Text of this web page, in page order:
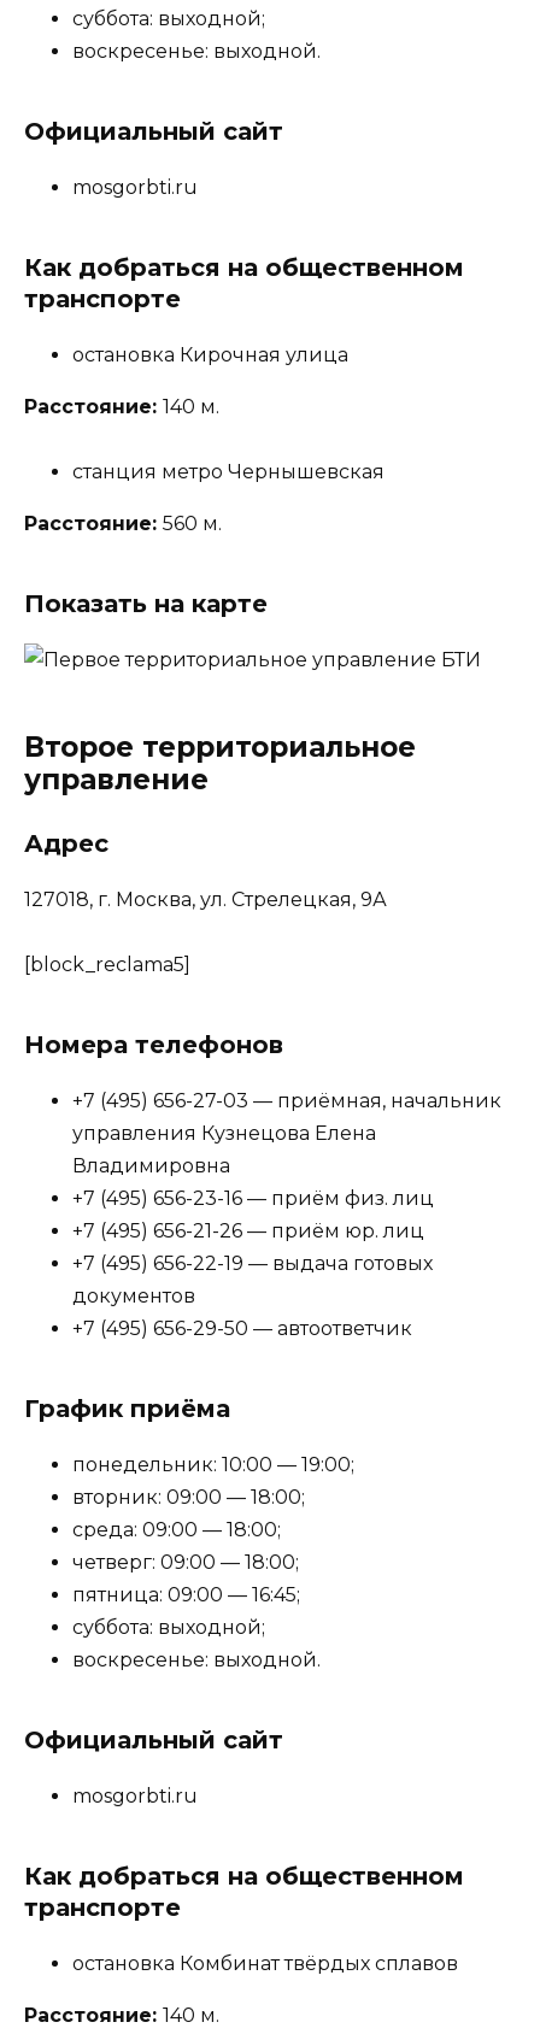
суббота: выходной;
воскресенье: выходной.
Официальный сайт
mosgorbti.ru
Как добраться на общественном
транспорте
остановка Кирочная улица
Расстояние: 140 м.
станция метро Чернышевская
Расстояние: 560 м.
Показать на карте
Второе территориальное
управление
Адрес
127018, г. Москва, ул. Стрелецкая, 9А
[block_reclama5]
Номера телефонов
+7 (495) 656-27-03 — приёмная, начальник
управления Кузнецова Елена
Владимировна
+7 (495) 656-23-16 — приём физ. лиц
+7 (495) 656-21-26 — приём юр. лиц
+7 (495) 656-22-19 — выдача готовых
документов
+7 (495) 656-29-50 — автоответчик
График приёма
понедельник: 10:00 — 19:00;
вторник: 09:00 — 18:00;
среда: 09:00 — 18:00;
четверг: 09:00 — 18:00;
пятница: 09:00 — 16:45;
суббота: выходной;
воскресенье: выходной.
Официальный сайт
mosgorbti.ru
Как добраться на общественном
транспорте
остановка Комбинат твёрдых сплавов
Расстояние: 140 м.